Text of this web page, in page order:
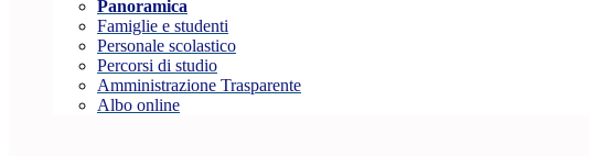
Panoramica
Famiglie e studenti
Personale scolastico
Percorsi di studio
Amministrazione Trasparente
Albo online